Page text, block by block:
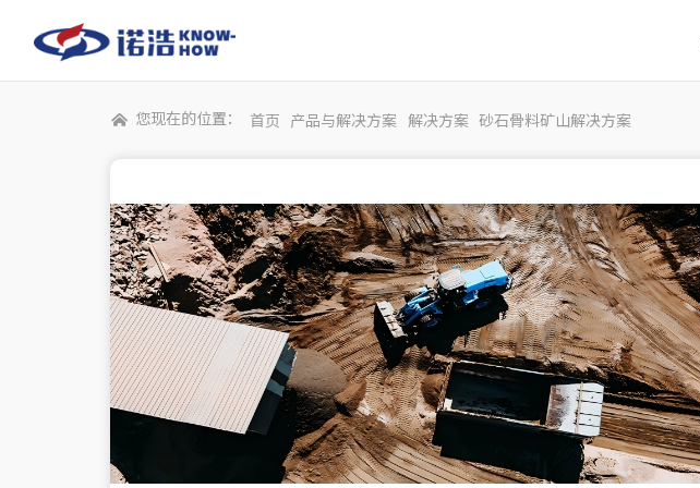
您现在的位置： 首页 产品与解决方案 解决方案 砂石骨料矿山解决方案